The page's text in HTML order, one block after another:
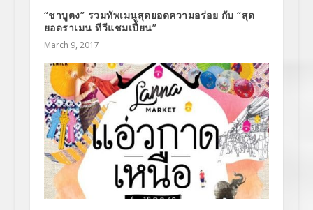
“ชาบูตง” รวมทัพเมนูสุดยอดความอร่อย กับ “สุด
ยอดราเมน ทีวีแชมเปี้ยน”
March 9, 2017